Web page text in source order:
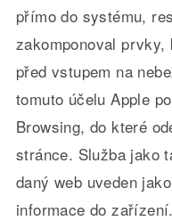
přímo do systému,
zakomponoval
před vstupem na
tomuto účelu Apple
Browsing, do které
stránce. Služba jako
daný web uveden
informace do